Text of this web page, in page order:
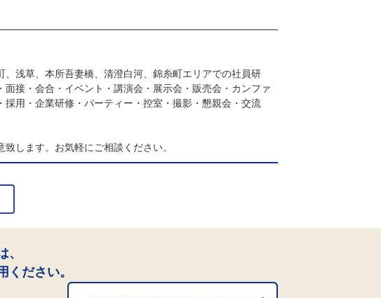
浅草、本所吾妻橋、清澄白河、錦糸町エリアでの社員研
接・会合・イベント・講演会・展示会・販売会・カンファ
用・企業研修・パーティー・控室・撮影・懇親会・交流
します。お気軽にご相談ください。
、
ください。